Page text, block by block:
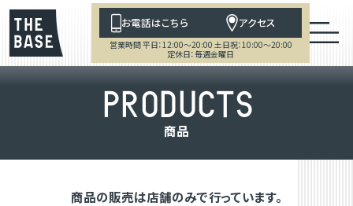
お電話はこちら アクセス
営業時間 平日：12:00～20:00 土日祝：10:00～20:00
定休日：毎週金曜日
PRODUCTS
商品
商品の販売は店舗のみで行っています。